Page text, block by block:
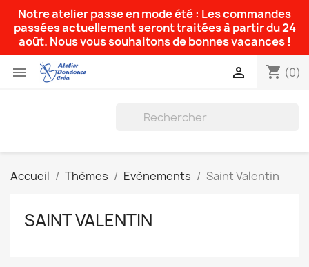
Notre atelier passe en mode été : Les commandes
passées actuellement seront traitées à partir du 24
août. Nous vous souhaitons de bonnes vacances !
 shopping_cart (0)

Accueil Thèmes Evènements Saint Valentin
SAINT VALENTIN